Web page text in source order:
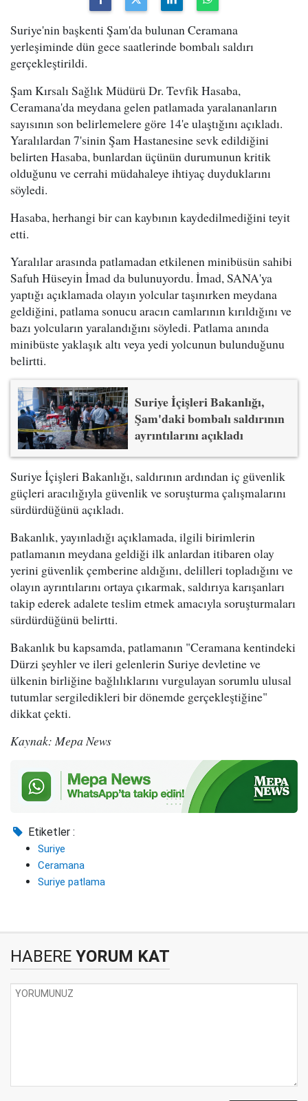
Suriye'nin başkenti Şam'da bulunan Ceramana
yerleşiminde dün gece saatlerinde bombalı saldırı
gerçekleştirildi.
Şam Kırsalı Sağlık Müdürü Dr. Tevfik Hasaba,
Ceramana'da meydana gelen patlamada yaralananların
sayısının son belirlemelere göre 14'e ulaştığını açıkladı.
Yaralılardan 7'sinin Şam Hastanesine sevk edildiğini
belirten Hasaba, bunlardan üçünün durumunun kritik
olduğunu ve cerrahi müdahaleye ihtiyaç duyduklarını
söyledi.
Hasaba, herhangi bir can kaybının kaydedilmediğini teyit
etti.
Yaralılar arasında patlamadan etkilenen minibüsün sahibi
Safuh Hüseyin İmad da bulunuyordu. İmad, SANA'ya
yaptığı açıklamada olayın yolcular taşınırken meydana
geldiğini, patlama sonucu aracın camlarının kırıldığını ve
bazı yolcuların yaralandığını söyledi. Patlama anında
minibüste yaklaşık altı veya yedi yolcunun bulunduğunu
belirtti.
Suriye İçişleri Bakanlığı,
Şam'daki bombalı saldırının
ayrıntılarını açıkladı
Suriye İçişleri Bakanlığı, saldırının ardından iç güvenlik
güçleri aracılığıyla güvenlik ve soruşturma çalışmalarını
sürdürdüğünü açıkladı.
Bakanlık, yayınladığı açıklamada, ilgili birimlerin
patlamanın meydana geldiği ilk anlardan itibaren olay
yerini güvenlik çemberine aldığını, delilleri topladığını ve
olayın ayrıntılarını ortaya çıkarmak, saldırıya karışanları
takip ederek adalete teslim etmek amacıyla soruşturmaları
sürdürdüğünü belirtti.
Bakanlık bu kapsamda, patlamanın "Ceramana kentindeki
Dürzi şeyhler ve ileri gelenlerin Suriye devletine ve
ülkenin birliğine bağlılıklarını vurgulayan sorumlu ulusal
tutumlar sergiledikleri bir dönemde gerçekleştiğine"
dikkat çekti.
Kaynak: Mepa News
Etiketler :
Suriye
Ceramana
Suriye patlama
HABERE YORUM KAT